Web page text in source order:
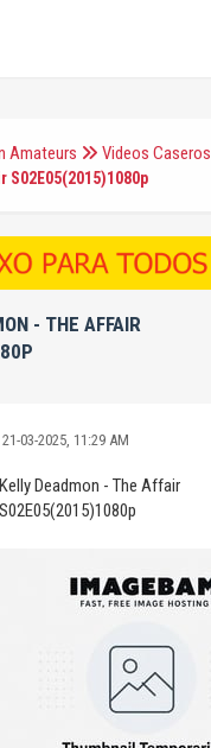
Amateurs Videos Caseros
S02E05(2015)1080p
- THE AFFAIR
21-03-2025, 11:29 AM
Kelly Deadmon - The Affair
S02E05(2015)1080p